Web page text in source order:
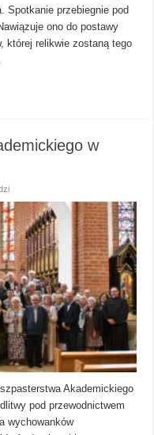
Spotkanie przebiegnie pod
ono do postawy
której relikwie zostaną tego
w
Akademickiego
pod przewodnictwem
wychowanków